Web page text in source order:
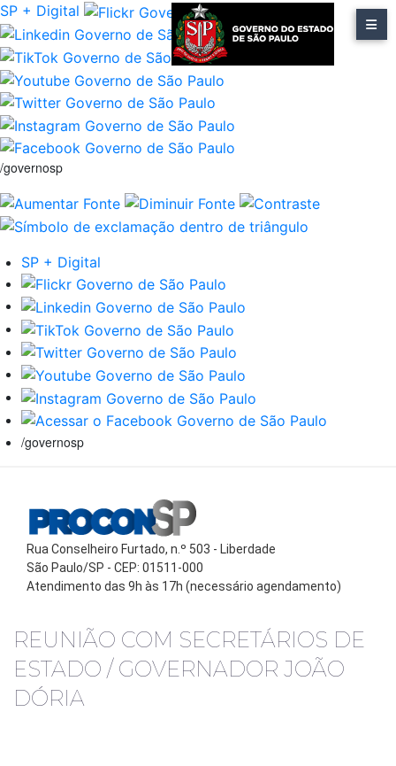
SP + Digital
/governosp
SP + Digital
/governosp
Rua Conselheiro Furtado, n.º 503 - Liberdade
São Paulo/SP - CEP: 01511-000
Atendimento das 9h às 17h (necessário agendamento)
REUNIÃO COM SECRETÁRIOS DE
ESTADO / GOVERNADOR JOÃO
DÓRIA